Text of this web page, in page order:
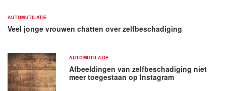
AUTOMUTILATIE
Veel jonge vrouwen chatten over zelfbeschadiging
AUTOMUTILATIE
Afbeeldingen van zelfbeschadiging niet
meer toegestaan op Instagram